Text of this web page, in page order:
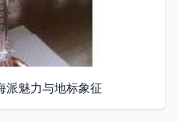
派魅力与地标象征